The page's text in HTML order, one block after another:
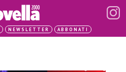
NEWSLETTER ABBONATI